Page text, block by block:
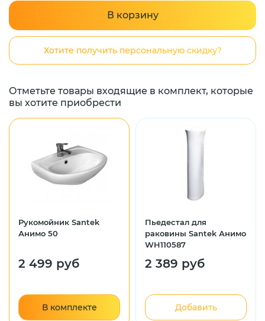
В корзину
Хотите получить персональную скидку?
Отметьте товары входящие в комплект, которые
вы хотите приобрести
Рукомойник Santek
Анимо 50
2 499 руб
В комплекте
Пьедестал для
раковины Santek Анимо
WH110587
2 389 руб
Добавить